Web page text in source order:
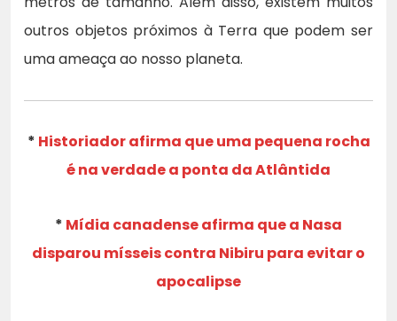
outros objetos próximos à Terra que podem ser
uma ameaça ao nosso planeta.
* Historiador afirma que uma pequena rocha
é na verdade a ponta da Atlântida
* Mídia canadense afirma que a Nasa
disparou mísseis contra Nibiru para evitar o
apocalipse